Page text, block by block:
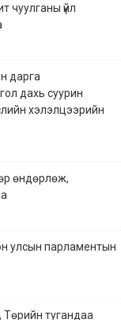
чуулганы үйл
дарга
дахь суурин
хэлэлцээрийн
өндөрлөж,
улсын парламентын
Төрийн тугандаа